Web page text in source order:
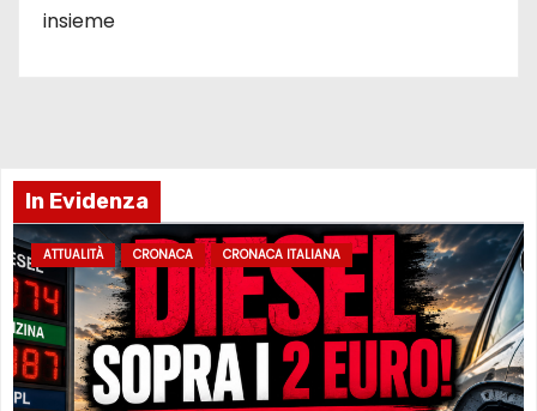
insieme
In Evidenza
ATTUALITÀ CRONACA CRONACA ITALIANA